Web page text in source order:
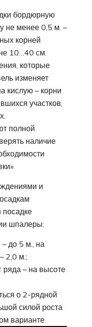
бордюрную
не менее 0,5 м. –
корней
10…40 см.
которые
изменяет
кислую – корни
участков,
полной
наличие
и
шпалеры:
до 5 м., на
2,0 м.;
ряда – на высоте
о 2-рядной
силой роста
варианте.